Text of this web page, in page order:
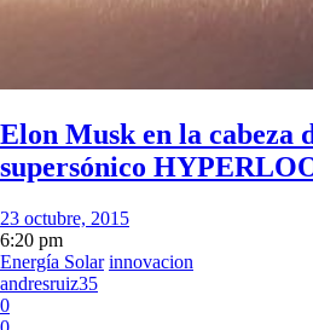
Elon Musk en la cabeza
supersónico
23 octubre, 2015
6:20 pm
Energía Solar innovacion
andresruiz35
0